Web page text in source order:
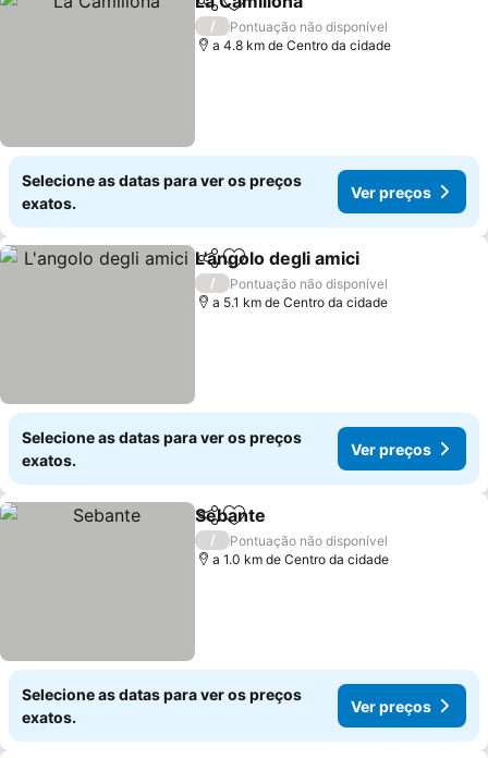
PartilharAdicionar aos favoritos
/
Pontuação não disponível
a 4.8 km de Centro da cidade
Selecione as datas para ver os preços
exatos.
Ver preços
PartilharAdicionar aos favoritos
L'angolo degli amici
/
Pontuação não disponível
a 5.1 km de Centro da cidade
Selecione as datas para ver os preços
exatos.
Ver preços
PartilharAdicionar aos favoritos
Sebante
/
Pontuação não disponível
a 1.0 km de Centro da cidade
Selecione as datas para ver os preços
exatos.
Ver preços